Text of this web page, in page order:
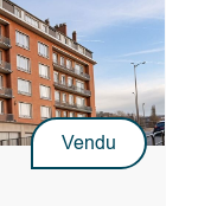
Vendu